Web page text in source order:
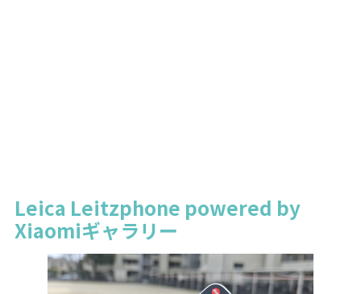
Leica Leitzphone powered by
Xiaomiギャラリー